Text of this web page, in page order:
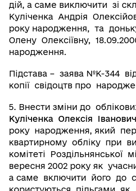
дій, а саме виключити зі
Куліченка Андрія
року народження, та
Олену Олексіївну,
народження.
Підстава – заява №К-344
копії свідоцтв про
5. Внести зміни до
Куліченка Олексія
року народження, який
квартирному обліку при
комітеті Роздільнянської
вересня 2002 року як
а саме включити його до
користуються пільгами